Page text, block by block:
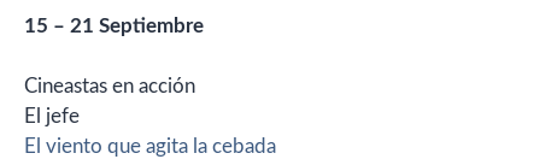
15 – 21 Septiembre
Cineastas en acción
El jefe
El viento que agita la cebada